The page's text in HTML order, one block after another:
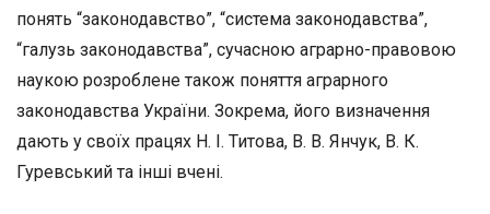
понять “законодавство”, “система законодавства”,
“галузь законодавства”, сучасною аграрно-правовою
наукою розроблене також поняття аг­рарного
законодавства України. Зокрема, його визначення
дають у своїх працях Н. І. Титова, В. В. Янчук, В. К.
Гуревський та інші вчені.